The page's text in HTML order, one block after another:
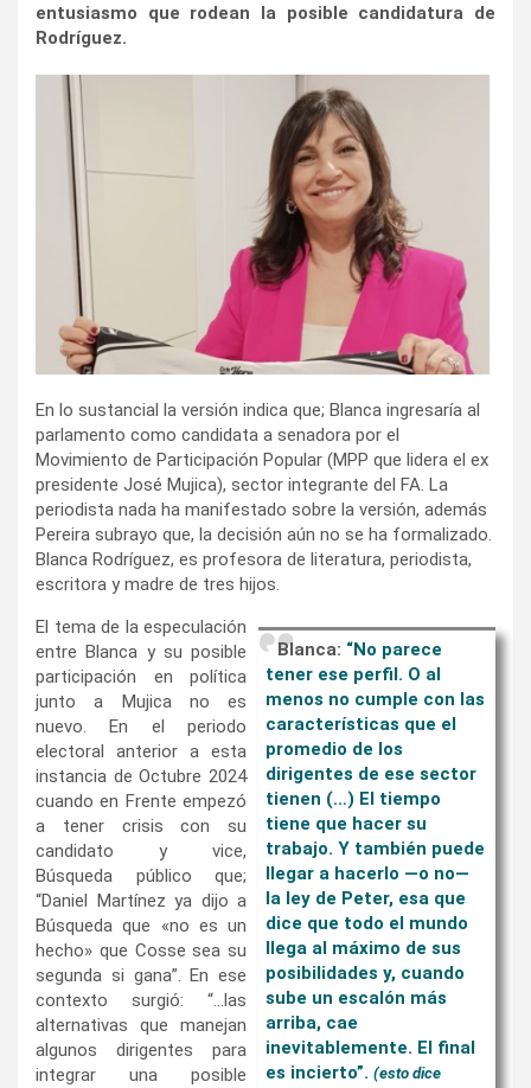
entusiasmo que rodean la posible candidatura de
Rodríguez.
En lo sustancial la versión indica que; Blanca ingresaría al
parlamento como candidata a senadora por el
Movimiento de Participación Popular (MPP que lidera el ex
presidente José Mujica), sector integrante del FA. La
periodista nada ha manifestado sobre la versión, además
Pereira subrayo que, la decisión aún no se ha formalizado.
Blanca Rodríguez, es profesora de literatura, periodista,
escritora y madre de tres hijos.
Blanca: “No parece
tener ese perfil. O al
menos no cumple con las
características que el
promedio de los
dirigentes de ese sector
tienen (…) El tiempo
tiene que hacer su
trabajo. Y también puede
llegar a hacerlo —o no—
la ley de Peter, esa que
dice que todo el mundo
llega al máximo de sus
posibilidades y, cuando
sube un escalón más
arriba, cae
inevitablemente. El final
es incierto”. (esto dice
El tema de la especulación
entre Blanca y su posible
participación en política
junto a Mujica no es
nuevo. En el periodo
electoral anterior a esta
instancia de Octubre 2024
cuando en Frente empezó
a tener crisis con su
candidato y vice,
Búsqueda público que;
“Daniel Martínez ya dijo a
Búsqueda que «no es un
hecho» que Cosse sea su
segunda si gana”. En ese
contexto surgió: “…las
alternativas que manejan
algunos dirigentes para
integrar una posible